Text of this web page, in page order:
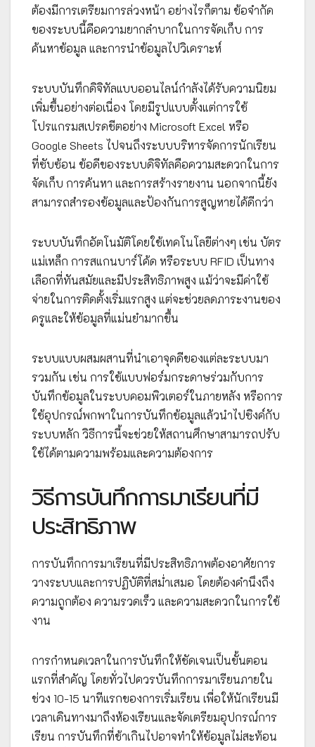
ต้องมีการเตรียมการล่วงหน้า อย่างไรก็ตาม ข้อจำกัด
ของระบบนี้คือความยากลำบากในการจัดเก็บ การ
ค้นหาข้อมูล และการนำข้อมูลไปวิเคราะห์
ระบบบันทึกดิจิทัลแบบออนไลน์กำลังได้รับความนิยม
เพิ่มขึ้นอย่างต่อเนื่อง โดยมีรูปแบบตั้งแต่การใช้
โปรแกรมสเปรดชีตอย่าง Microsoft Excel หรือ
Google Sheets ไปจนถึงระบบบริหารจัดการนักเรียน
ที่ซับซ้อน ข้อดีของระบบดิจิทัลคือความสะดวกในการ
จัดเก็บ การค้นหา และการสร้างรายงาน นอกจากนี้ยัง
สามารถสำรองข้อมูลและป้องกันการสูญหายได้ดีกว่า
ระบบบันทึกอัตโนมัติโดยใช้เทคโนโลยีต่างๆ เช่น บัตร
แม่เหล็ก การสแกนบาร์โค้ด หรือระบบ RFID เป็นทาง
เลือกที่ทันสมัยและมีประสิทธิภาพสูง แม้ว่าจะมีค่าใช้
จ่ายในการติดตั้งเริ่มแรกสูง แต่จะช่วยลดภาระงานของ
ครูและให้ข้อมูลที่แม่นยำมากขึ้น
ระบบแบบผสมผสานที่นำเอาจุดดีของแต่ละระบบมา
รวมกัน เช่น การใช้แบบฟอร์มกระดาษร่วมกับการ
บันทึกข้อมูลในระบบคอมพิวเตอร์ในภายหลัง หรือการ
ใช้อุปกรณ์พกพาในการบันทึกข้อมูลแล้วนำไปซิงค์กับ
ระบบหลัก วิธีการนี้จะช่วยให้สถานศึกษาสามารถปรับ
ใช้ได้ตามความพร้อมและความต้องการ
วิธีการบันทึกการมาเรียนที่มี
ประสิทธิภาพ
การบันทึกการมาเรียนที่มีประสิทธิภาพต้องอาศัยการ
วางระบบและการปฏิบัติที่สม่ำเสมอ โดยต้องคำนึงถึง
ความถูกต้อง ความรวดเร็ว และความสะดวกในการใช้
งาน
การกำหนดเวลาในการบันทึกให้ชัดเจนเป็นขั้นตอน
แรกที่สำคัญ โดยทั่วไปควรบันทึกการมาเรียนภายใน
ช่วง 10-15 นาทีแรกของการเริ่มเรียน เพื่อให้นักเรียนมี
เวลาเดินทางมาถึงห้องเรียนและจัดเตรียมอุปกรณ์การ
เรียน การบันทึกที่ช้าเกินไปอาจทำให้ข้อมูลไม่สะท้อน